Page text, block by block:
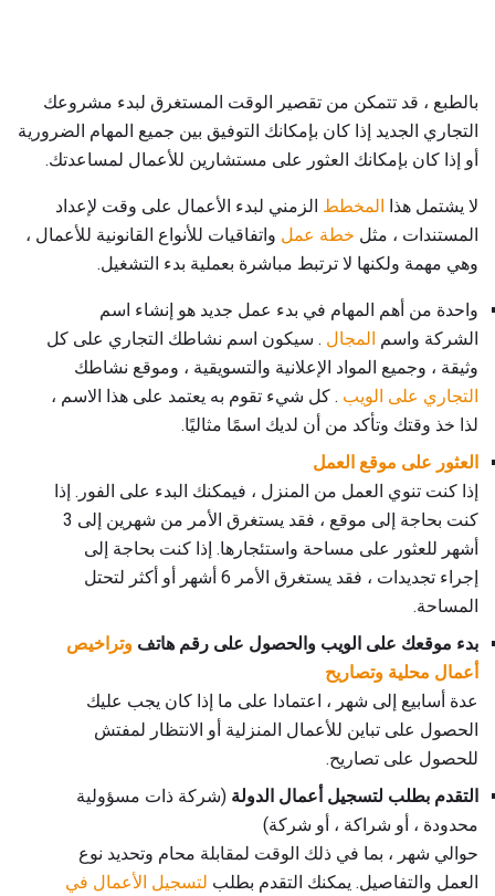
بالطبع ، قد تتمكن من تقصير الوقت المستغرق لبدء مشروعك
التجاري الجديد إذا كان بإمكانك التوفيق بين جميع المهام الضرورية
أو إذا كان بإمكانك العثور على مستشارين للأعمال لمساعدتك.
لا يشتمل هذا المخطط الزمني لبدء الأعمال على وقت لإعداد
المستندات ، مثل خطة عمل واتفاقيات للأنواع القانونية للأعمال ،
وهي مهمة ولكنها لا ترتبط مباشرة بعملية بدء التشغيل.
واحدة من أهم المهام في بدء عمل جديد هو إنشاء اسم
الشركة واسم المجال . سيكون اسم نشاطك التجاري على كل
وثيقة ، وجميع المواد الإعلانية والتسويقية ، وموقع نشاطك
التجاري على الويب . كل شيء تقوم به يعتمد على هذا الاسم ،
لذا خذ وقتك وتأكد من أن لديك اسمًا مثاليًا.
العثور على موقع العمل
إذا كنت تنوي العمل من المنزل ، فيمكنك البدء على الفور. إذا
كنت بحاجة إلى موقع ، فقد يستغرق الأمر من شهرين إلى 3
أشهر للعثور على مساحة واستئجارها. إذا كنت بحاجة إلى
إجراء تجديدات ، فقد يستغرق الأمر 6 أشهر أو أكثر لتحتل
المساحة.
بدء موقعك على الويب والحصول على رقم هاتف وتراخيص
أعمال محلية وتصاريح
عدة أسابيع إلى شهر ، اعتمادا على ما إذا كان يجب عليك
الحصول على تباين للأعمال المنزلية أو الانتظار لمفتش
للحصول على تصاريح.
التقدم بطلب لتسجيل أعمال الدولة (شركة ذات مسؤولية
محدودة ، أو شراكة ، أو شركة)
حوالي شهر ، بما في ذلك الوقت لمقابلة محام وتحديد نوع
العمل والتفاصيل. يمكنك التقدم بطلب لتسجيل الأعمال في